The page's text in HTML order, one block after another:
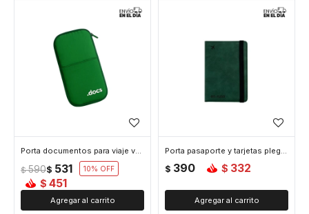
Porta documentos para viaje verde - Verde
$ 531
$ 590 10
$ 451
Porta pasaporte y tarjetas plegable - Verde
$ 390 $ 332